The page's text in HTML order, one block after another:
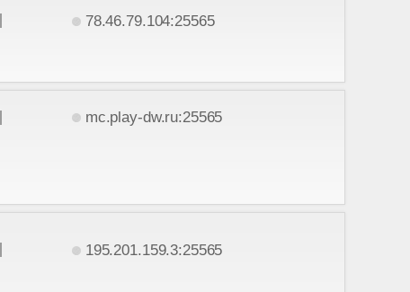
78.46.79.104:25565
mc.play-dw.ru:25565
195.201.159.3:25565